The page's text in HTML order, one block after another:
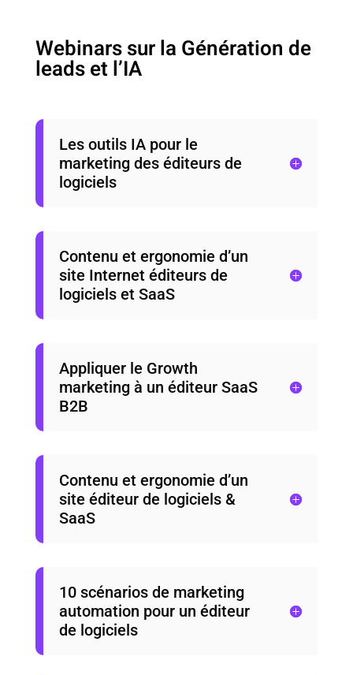
Webinars sur la Génération de
leads et l’IA
Les outils IA pour le
marketing des éditeurs de
logiciels
Contenu et ergonomie d’un
site Internet éditeurs de
logiciels et SaaS
Appliquer le Growth
marketing à un éditeur SaaS
B2B
Contenu et ergonomie d’un
site éditeur de logiciels &
SaaS
10 scénarios de marketing
automation pour un éditeur
de logiciels